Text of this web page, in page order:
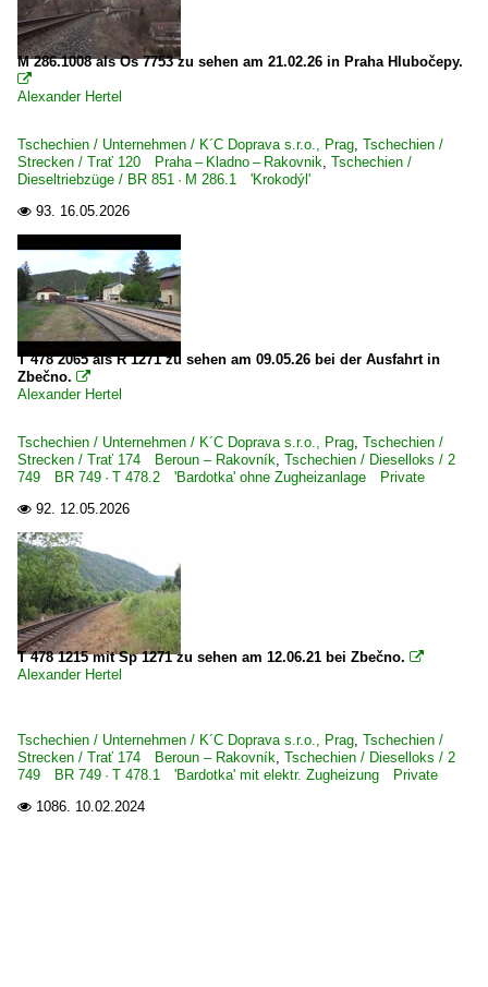
Trať 120 Praha – Kladno – Rakovnik
Trať 170 Praha – Beroun – Plzeň – Cheb
M 286.1008 als Os 7753 zu sehen am 21.02.26 in Praha Hlubočepy.

Alexander Hertel
Tschechien / Unternehmen / K´C Doprava s.r.o., Prag, Tschechien /
Strecken / Trať 120 Praha – Kladno – Rakovnik, Tschechien /
Dieseltriebzüge / BR 851 · M 286.1 'Krokodýl'
 93. 16.05.2026
T 478 2065 als R 1271 zu sehen am 09.05.26 bei der Ausfahrt in
Zbečno. 
Alexander Hertel
Tschechien / Unternehmen / K´C Doprava s.r.o., Prag, Tschechien /
Strecken / Trať 174 Beroun – Rakovník, Tschechien / Dieselloks / 2
749 BR 749 · T 478.2 'Bardotka' ohne Zugheizanlage Private
 92. 12.05.2026
T 478 1215 mit Sp 1271 zu sehen am 12.06.21 bei Zbečno. 
Alexander Hertel
Tschechien / Unternehmen / K´C Doprava s.r.o., Prag, Tschechien /
Strecken / Trať 174 Beroun – Rakovník, Tschechien / Dieselloks / 2
749 BR 749 · T 478.1 'Bardotka' mit elektr. Zugheizung Private
 1086. 10.02.2024